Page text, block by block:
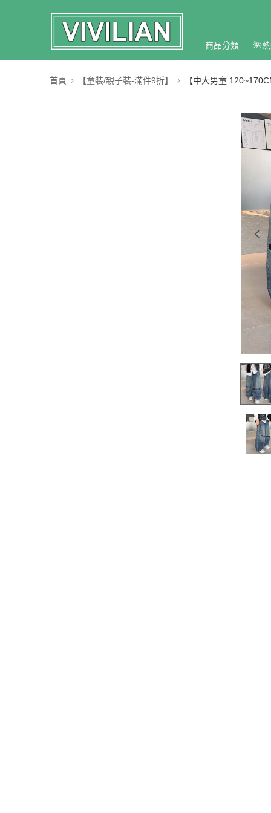
商品分類 🌺
首頁 【童裝/親子裝-滿件9折】 【中大男童